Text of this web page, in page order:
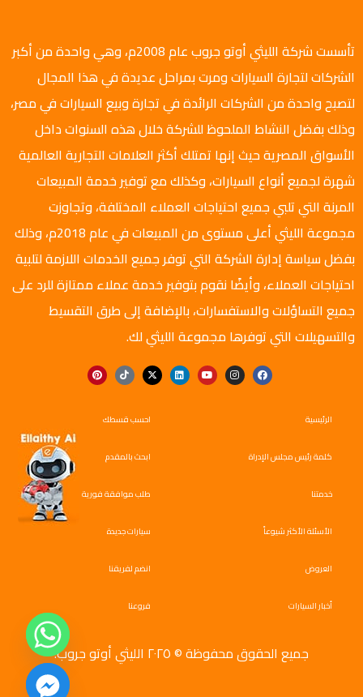
تأسست شركة الليثي أوتو جروب عام 2008م، وهي واحدة من أكبر
الشركات لتجارة السيارات ومرت بمراحل عديدة في هذا المجال
لتصبح واحدة من الشركات الرائدة في تجارة وبيع السيارات في مصر،
وذلك بفضل النشاط الملحوظ للشركة خلال هذه السنوات داخل
الأسواق المصرية حيث إنها تمتلك أكثر العلامات التجارية العالمية
شهرة لجميع أنواع السيارات، وكذلك مع توفير خدمة المبيعات
المرنة التي تلبي جميع احتياجات العملاء المختلفة، وتجاوزت
مجموعة الليثي أعلى مستوى من المبيعات في عام 2018م، وذلك
بفضل سياسة إدارة الشركة التي توفر جميع الخدمات اللازمة لتلبية
احتياجات العملاء، وأيضًا نقوم بتوفير خدمة عملاء ممتازة للرد على
جميع التساؤلات والاستفسارات، بالإضافة إلى طرق التقسيط
والتسهيلات التي توفرها مجموعة الليثي لك.
الرئيسية
كلمة رئيس مجلس الإدراة
خدمتنا
الأسئلة الأكثر شيوعاً
العروض
أخبار السيارات
احسب قسطك
ابحث بالمقدم
طلب موافقة فورية
سيارات جديدة
انضم لفريقنا
فروعنا
جميع الحقوق محفوظة © ٢٠٢٥ الليثي أوتو جروب.